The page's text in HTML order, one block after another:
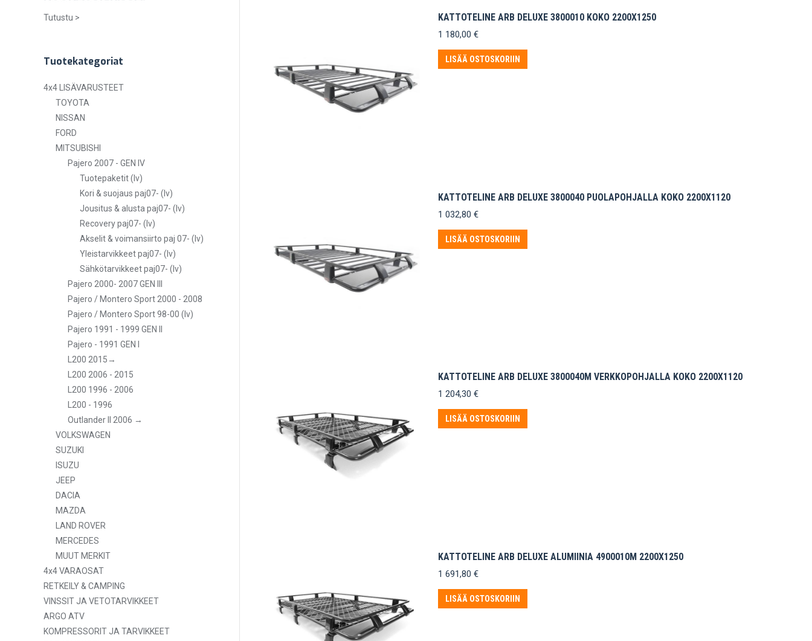
KATTOTELINE ARB DELUXE 3800010 KOKO 2200X1250
1 180,00 €
LISÄÄ OSTOSKORIIN
KATTOTELINE ARB DELUXE 3800040 PUOLAPOHJALLA KOKO 2200X1120
1 032,80 €
LISÄÄ OSTOSKORIIN
KATTOTELINE ARB DELUXE 3800040M VERKKOPOHJALLA KOKO 2200X1120
1 204,30 €
LISÄÄ OSTOSKORIIN
KATTOTELINE ARB DELUXE ALUMIINIA 4900010M 2200X1250
1 691,80 €
LISÄÄ OSTOSKORIIN
Tutustu >
Tuotekategoriat
4x4 LISÄVARUSTEET
TOYOTA
NISSAN
FORD
MITSUBISHI
Pajero 2007 - GEN IV
Tuotepaketit (lv)
Kori & suojaus paj07- (lv)
Jousitus & alusta paj07- (lv)
Recovery paj07- (lv)
Akselit & voimansiirto paj 07- (lv)
Yleistarvikkeet paj07- (lv)
Sähkötarvikkeet paj07- (lv)
Pajero 2000- 2007 GEN III
Pajero / Montero Sport 2000 - 2008
Pajero / Montero Sport 98-00 (lv)
Pajero 1991 - 1999 GEN II
Pajero - 1991 GEN I
L200 2015→
L200 2006 - 2015
L200 1996 - 2006
L200 - 1996
Outlander II 2006 →
VOLKSWAGEN
SUZUKI
ISUZU
JEEP
DACIA
MAZDA
LAND ROVER
MERCEDES
MUUT MERKIT
4x4 VARAOSAT
RETKEILY & CAMPING
VINSSIT JA VETOTARVIKKEET
ARGO ATV
KOMPRESSORIT JA TARVIKKEET